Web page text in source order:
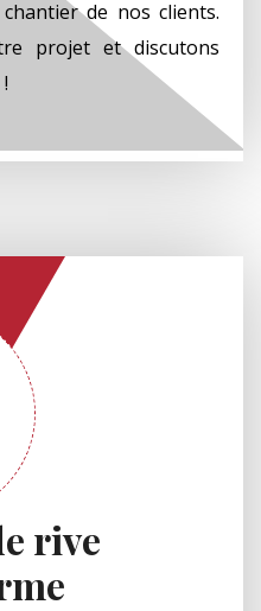
de nos clients.
projet et discutons
rive